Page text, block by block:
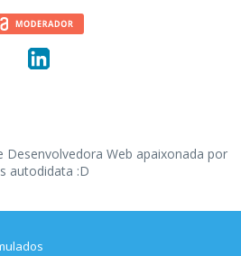
Desenvolvedora Web apaixonada por
autodidata :D